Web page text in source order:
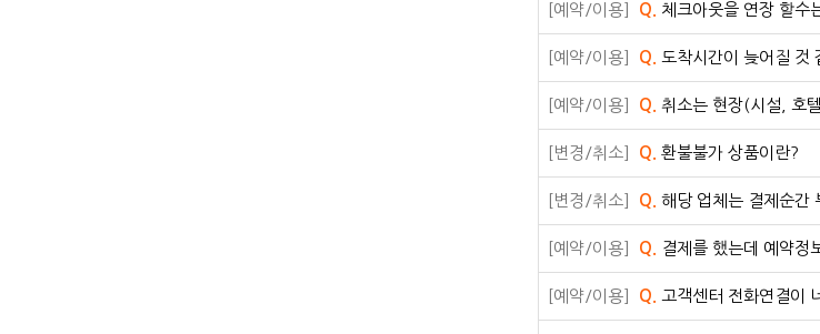
[예약/이용] Q. 체크아웃을 연장 할수
[예약/이용] Q. 도착시간이 늦어질 것
[예약/이용] Q. 취소는 현장(시설, 호
[변경/취소] Q. 환불불가 상품이란?
[변경/취소] Q. 해당 업체는 결제순간
[예약/이용] Q. 결제를 했는데 예약정
[예약/이용] Q. 고객센터 전화연결이